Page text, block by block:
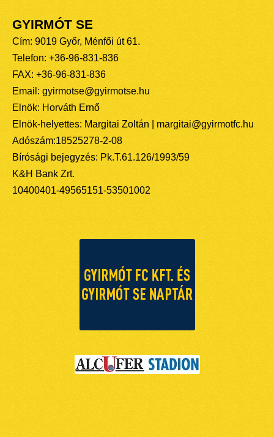
GYIRMÓT SE
Cím: 9019 Győr, Ménfői út 61.
Telefon: +36-96-831-836
FAX: +36-96-831-836
Email: gyirmotse@gyirmotse.hu
Elnök: Horváth Ernő
Elnök-helyettes: Margitai Zoltán | margitai@gyirmotfc.hu
Adószám:18525278-2-08
Bírósági bejegyzés: Pk.T.61.126/1993/59
K&H Bank Zrt.
10400401-49565151-53501002